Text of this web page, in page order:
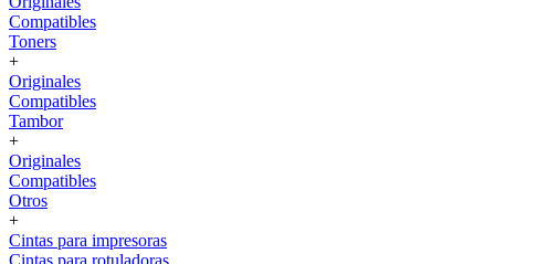
Compatibles
Toners
+
Originales
Compatibles
Tambor
+
Originales
Compatibles
Otros
+
Cintas para impresoras
Cintas para rotuladoras